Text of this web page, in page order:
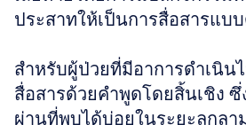
ประสาทให้เป็นการสื่อสารแบ
สำหรับผู้ป่วยที่มีอาการดำเนิน
สื่อสารด้วยคำพูดโดยสิ้นเชิง ซึ่